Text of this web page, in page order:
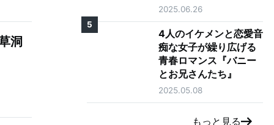
洞
が輝く人になりたい」
2025.06.26
5
4人のイケメンと恋愛音
痴な女子が繰り広げる
青春ロマンス『バニー
とお兄さんたち』
2025.05.08
もっと見る